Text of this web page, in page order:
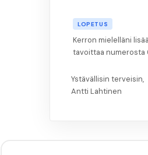
LOPETUS
Kerron mielelläni
tavoittaa numerosta
Ystävällisin terveisin,
Antti Lahtinen